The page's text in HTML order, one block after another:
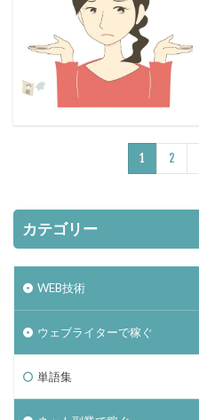
1 2
カテゴリー
WEB技術
ウェブライターで稼ぐ
単語集